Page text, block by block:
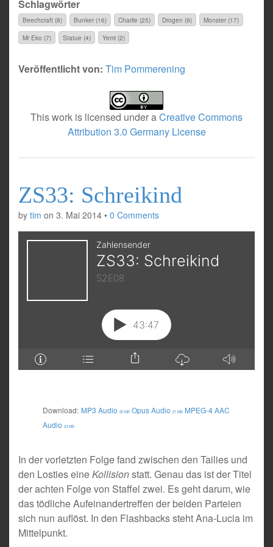
Schlagwörter
Beechcraft (8) Bunker (16) Charlie (25) Drogen (9)
Monster (17)
Mr Eko (7)
Statue (4) Yemi (2)
Veröffentlicht von: Tim Pommerening
This work is licensed under aCreative Commons
Attribution 3.0 Germany License
ZS33: Schreikind
by tim on 3. Mai 2014 • 0 Comments
Download: MP3 Audio 20 MB Opus Audio 21 MB MPEG-4 AAC
Audio 23 MB
In der vorletzten Folge fand zwischen den Tailies und
den Losties eineKollisionstatt. Genau das ist der Titel
der achten Folge von Staffel zwei. Es geht darum, wie
das tödliche Aufeinandertreffen der beiden Parteien
sich nun auflöst. In den Flashbacks steht Ana-Lucia im
Mittelpunkt.